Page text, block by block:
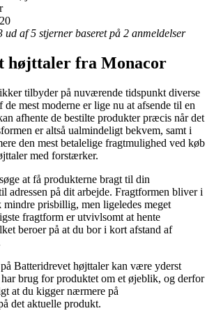
ud af 5 stjerner baseret på 2 anmeldelser
højttaler fra Monacor
tilbyder på nuværende tidspunkt diverse
de mest moderne er lige nu at afsende til en
afhente de bestilte produkter præcis når det
er altså ualmindeligt bekvem, samt i
den mest betalelige fragtmulighed ved køb
med forstærker.
at få produkterne bragt til din
adressen på dit arbejde. Fragtformen bliver i
prisbillig, men ligeledes meget
fragtform er utvivlsomt at hente
beroer på at du bor i kort afstand af
Batteridrevet højttaler kan være yderst
brug for produktet om et øjeblik, og derfor
at du kigger nærmere på
det aktuelle produkt.